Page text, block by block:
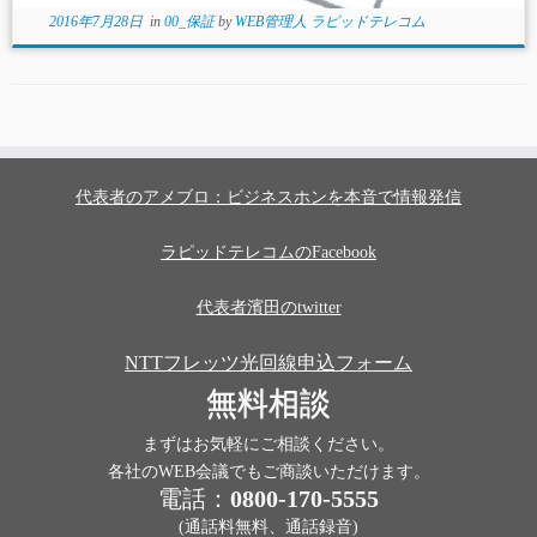
2016年7月28日in 00_保証by WEB管理人 ラピッドテレコム
代表者のアメブロ：ビジネスホンを本音で情報発信
ラピッドテレコムのFacebook
代表者濱田のtwitter
NTTフレッツ光回線申込フォーム
無料相談
まずはお気軽にご相談ください。
各社のWEB会議でもご商談いただけます。
電話： 0800-170-5555
(通話料無料、通話録音)